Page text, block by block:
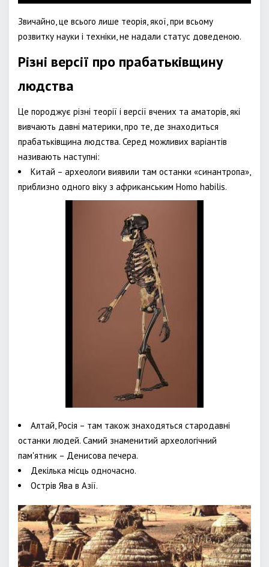
Звичайно, це всього лише теорія, якої, при всьому
розвитку науки і техніки, не надали статус доведеною.
Різні версії про прабатьківщину
людства
Це породжує різні теорії і версії вчених та аматорів, які
вивчають давні материки, про те, де знаходиться
прабатьківщина людства. Серед можливих варіантів
називають наступні:
Китай – археологи виявили там останки «синантропа»,
приблизно одного віку з африканським Homo habilis.
Алтай, Росія – там також знаходяться стародавні
останки людей. Самий знаменитий археологічний
пам'ятник – Денисова печера.
Декілька місць одночасно.
Острів Ява в Азії.